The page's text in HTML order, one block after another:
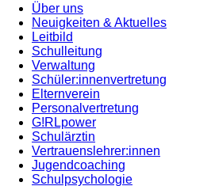
Über uns
Neuigkeiten & Aktuelles
Leitbild
Schulleitung
Verwaltung
Schüler:innenvertretung
Elternverein
Personalvertretung
G!RLpower
Schulärztin
Vertrauenslehrer:innen
Jugendcoaching
Schulpsychologie